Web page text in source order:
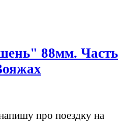
88мм. Часть
про поездку на